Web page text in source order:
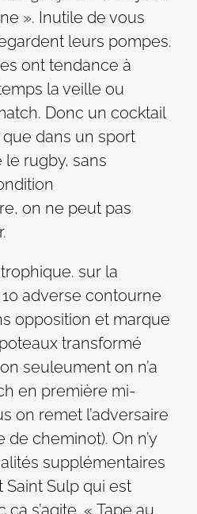
». Inutile de vous
leurs pompes.
ont tendance à
la veille ou
Donc un cocktail
dans un sport
rugby, sans
on ne peut pas
sur la
adverse contourne
opposition et marque
transformé
seuleument on n’a
en première mi-
on remet l’adversaire
de cheminot). On n’y
supplémentaires
Saint Sulp qui est